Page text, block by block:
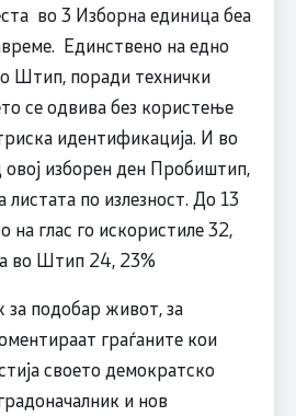
во 3 Изборна единица беа
Единствено на едно
Штип, поради технички
се одвива без користење
идентификација. И во
изборен ден Пробиштип,
листата по излезност. До 13
на глас го искористиле 32,
а во Штип 24, 23%
за подобар живот, за
граѓаните кои
своето демократско
и нов